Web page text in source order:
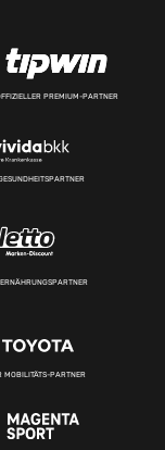
PREMIUM-PARTNER
MOBILITÄTS-PARTNER